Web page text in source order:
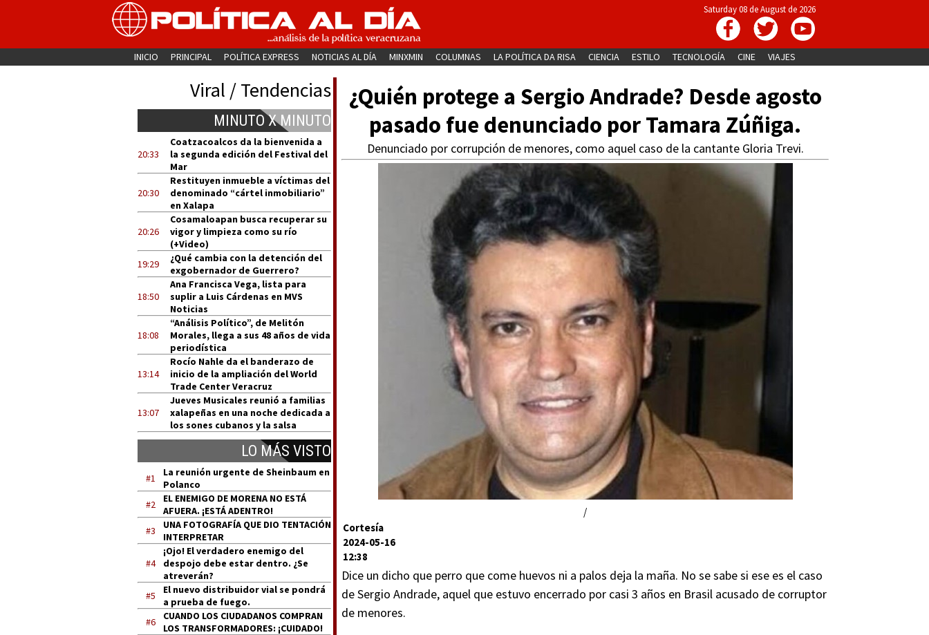
Saturday 08 de August de 2026
INICIO PRINCIPAL POLÍTICA EXPRESS NOTICIAS AL DÍA MINXMIN COLUMNAS LA POLÍTICA DA RISA CIENCIA ESTILO TECNOLOGÍA CINE VIAJES
Viral / Tendencias
MINUTO X MINUTO
20:33
Coatzacoalcos da la bienvenida a
la segunda edición del Festival del
Mar
20:30
Restituyen inmueble a víctimas del
denominado “cártel inmobiliario”
en Xalapa
20:26
Cosamaloapan busca recuperar su
vigor y limpieza como su río
(+Video)
19:29
¿Qué cambia con la detención del
exgobernador de Guerrero?
18:50
Ana Francisca Vega, lista para
suplir a Luis Cárdenas en MVS
Noticias
18:08
“Análisis Político”, de Melitón
Morales, llega a sus 48 años de vida
periodística
13:14
Rocío Nahle da el banderazo de
inicio de la ampliación del World
Trade Center Veracruz
13:07
Jueves Musicales reunió a familias
xalapeñas en una noche dedicada a
los sones cubanos y la salsa
LO MÁS VISTO
#1
La reunión urgente de Sheinbaum en
Polanco
#2
EL ENEMIGO DE MORENA NO ESTÁ
AFUERA. ¡ESTÁ ADENTRO!
#3
UNA FOTOGRAFÍA QUE DIO TENTACIÓN
INTERPRETAR
#4
¡Ojo! El verdadero enemigo del
despojo debe estar dentro. ¿Se
atreverán?
#5
El nuevo distribuidor vial se pondrá
a prueba de fuego.
#6
CUANDO LOS CIUDADANOS COMPRAN
LOS TRANSFORMADORES: ¡CUIDADO!
¿Quién protege a Sergio Andrade? Desde agosto
pasado fue denunciado por Tamara Zúñiga.
Denunciado por corrupción de menores, como aquel caso de la cantante Gloria Trevi.
/
Cortesía
2024-05-16
12:38
Dice un dicho que perro que come huevos ni a palos deja la maña. No se sabe si ese es el caso
de Sergio Andrade, aquel que estuvo encerrado por casi 3 años en Brasil acusado de corruptor
de menores.